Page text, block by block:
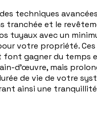
techniques
tranchée et le
tuyaux avec un
votre propriété.
font gagner du temps
d'œuvre, mais
de vie de votre
ainsi une